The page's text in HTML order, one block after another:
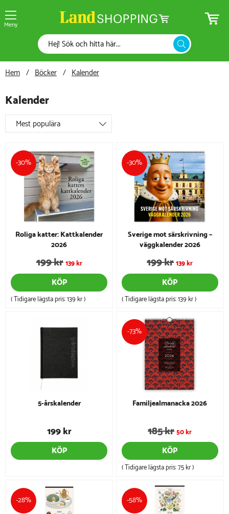
Meny
Hem Böcker Kalender
Kalender
Mest populära
-30%
Roliga katter: Kattkalender
2026
199 kr 139 kr
KÖP
( Tidigare lägsta pris:139 kr)
-30%
Sverige mot särskrivning –
väggkalender 2026
199 kr139 kr
KÖP
( Tidigare lägsta pris:139 kr)
5-årskalender
199 kr
KÖP
-73%
Familjealmanacka 2026
185 kr50 kr
KÖP
( Tidigare lägsta pris:75 kr)
-28% -58%